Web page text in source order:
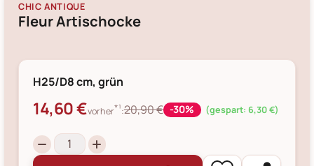
CHIC ANTIQUE
Fleur Artischocke
H25/D8 cm, grün
14,60 €vorher*¹:20,90 € -30% (gespart: 6,30 €)